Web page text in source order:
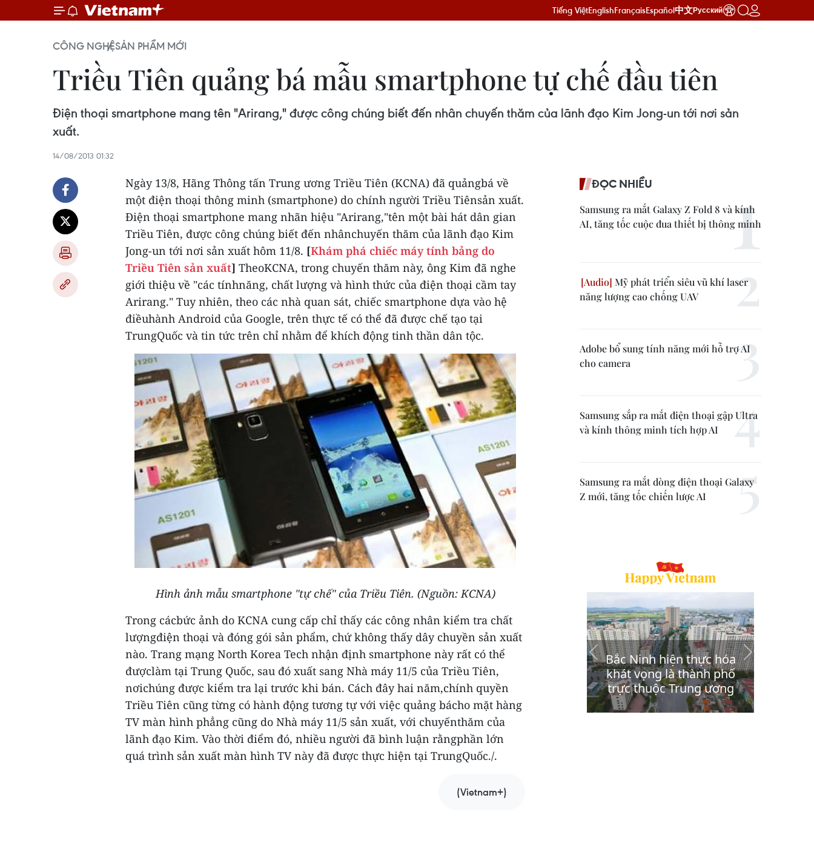
Tiếng ViệtEnglishFrançaisEspañol中文Русский
CÔNG NGHỆSẢN PHẨM MỚI
Triều Tiên quảng bá mẫu smartphone tự chế đầu tiên
Điện thoại smartphone mang tên "Arirang," được công chúng biết đến nhân chuyến thăm của lãnh đạo Kim Jong-un tới nơi sản
xuất.
14/08/2013 01:32
Ngày 13/8, Hãng Thông tấn Trung ương Triều Tiên (KCNA) đã quảngbá về
một điện thoại thông minh (smartphone) do chính người Triều Tiênsản xuất.
Điện thoại smartphone mang nhãn hiệu "Arirang,"tên một bài hát dân gian
Triều Tiên, được công chúng biết đến nhânchuyến thăm của lãnh đạo Kim
Jong-un tới nơi sản xuất hôm 11/8. [Khám phá chiếc máy tính bảng do
Triều Tiên sản xuất] TheoKCNA, trong chuyến thăm này, ông Kim đã nghe
giới thiệu về "các tínhnăng, chất lượng và hình thức của điện thoại cầm tay
Arirang." Tuy nhiên, theo các nhà quan sát, chiếc smartphone dựa vào hệ
điềuhành Android của Google, trên thực tế có thể đã được chế tạo tại
TrungQuốc và tin tức trên chỉ nhằm để khích động tinh thần dân tộc.
Hình ảnh mẫu smartphone "tự chế" của Triều Tiên. (Nguồn: KCNA)
Trong cácbức ảnh do KCNA cung cấp chỉ thấy các công nhân kiểm tra chất
lượngđiện thoại và đóng gói sản phẩm, chứ không thấy dây chuyền sản xuất
nào. Trang mạng North Korea Tech nhận định smartphone này rất có thể
đượclàm tại Trung Quốc, sau đó xuất sang Nhà máy 11/5 của Triều Tiên,
nơichúng được kiểm tra lại trước khi bán. Cách đây hai năm,chính quyền
Triều Tiên cũng từng có hành động tương tự với việc quảng bácho mặt hàng
TV màn hình phẳng cũng do Nhà máy 11/5 sản xuất, với chuyếnthăm của
lãnh đạo Kim. Vào thời điểm đó, nhiều người đã bình luận rằngphần lớn
quá trình sản xuất màn hình TV này đã được thực hiện tại TrungQuốc./.
(Vietnam+)
ĐỌC NHIỀU
Samsung ra mắt Galaxy Z Fold 8 và kính
AI, tăng tốc cuộc đua thiết bị thông minh
Mỹ phát triển siêu vũ khí laser
năng lượng cao chống UAV
Adobe bổ sung tính năng mới hỗ trợ AI
cho camera
Samsung sắp ra mắt điện thoại gập Ultra
và kính thông minh tích hợp AI
Samsung ra mắt dòng điện thoại Galaxy
Z mới, tăng tốc chiến lược AI